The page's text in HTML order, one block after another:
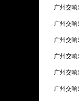
广州交响
广州交响
广州交响
广州交响
广州交响
广州交响